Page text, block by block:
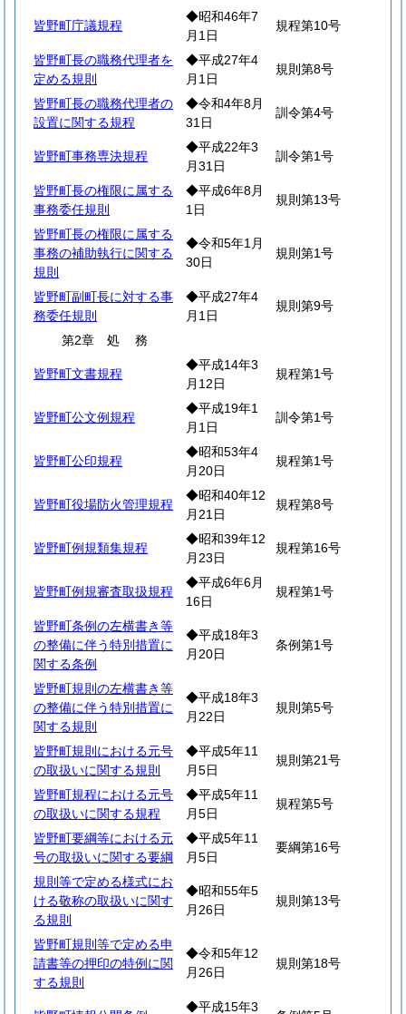
皆野町庁議規程
◆昭和46年7
月1日
規程第10号
皆野町長の職務代理者を
定める規則
◆平成27年4
月1日
規則第8号
皆野町長の職務代理者の
設置に関する規程
◆令和4年8月
31日
訓令第4号
皆野町事務専決規程
◆平成22年3
月31日
訓令第1号
皆野町長の権限に属する
事務委任規則
◆平成6年8月
1日
規則第13号
皆野町長の権限に属する
事務の補助執行に関する
規則
◆令和5年1月
30日
規則第1号
皆野町副町長に対する事
務委任規則
◆平成27年4
月1日
規則第9号
第2章 処務
皆野町文書規程
◆平成14年3
月12日
規程第1号
皆野町公文例規程
◆平成19年1
月1日
訓令第1号
皆野町公印規程
◆昭和53年4
月20日
規程第1号
皆野町役場防火管理規程
◆昭和40年12
月21日
規程第8号
皆野町例規類集規程
◆昭和39年12
月23日
規程第16号
皆野町例規審査取扱規程
◆平成6年6月
16日
規程第1号
皆野町条例の左横書き等
の整備に伴う特別措置に
関する条例
◆平成18年3
月20日
条例第1号
皆野町規則の左横書き等
の整備に伴う特別措置に
関する規則
◆平成18年3
月22日
規則第5号
皆野町規則における元号
の取扱いに関する規則
◆平成5年11
月5日
規則第21号
皆野町規程における元号
の取扱いに関する規程
◆平成5年11
月5日
規程第5号
皆野町要綱等における元
号の取扱いに関する要綱
◆平成5年11
月5日
要綱第16号
規則等で定める様式にお
ける敬称の取扱いに関す
る規則
◆昭和55年5
月26日
規則第13号
皆野町規則等で定める申
請書等の押印の特例に関
する規則
◆令和5年12
月26日
規則第18号
◆平成15年3